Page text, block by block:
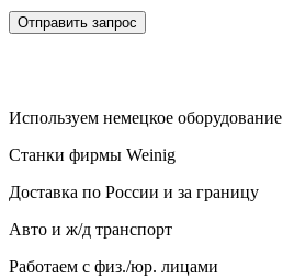
Используем немецкое оборудование
Станки фирмы Weinig
Доставка по России и за границу
Авто и ж/д транспорт
Работаем с физ./юр. лицами